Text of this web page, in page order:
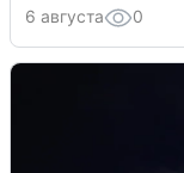
6 августа 0